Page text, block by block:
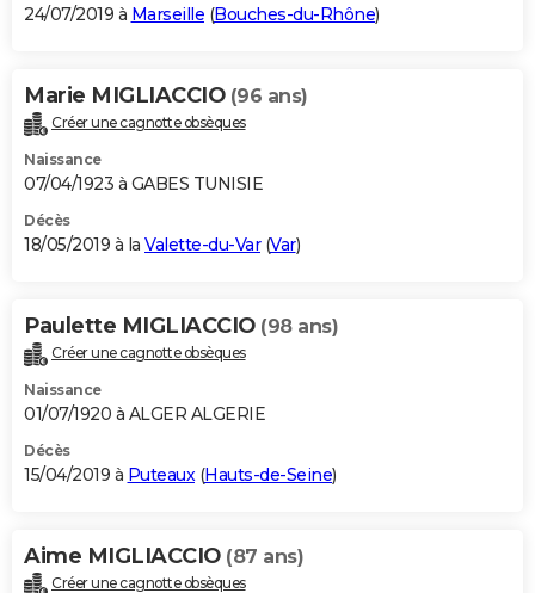
24/07/2019 à Marseille (Bouches-du-Rhône)
Marie MIGLIACCIO (96 ans)
Créer une cagnotte obsèques
Naissance
07/04/1923 à GABES TUNISIE
Décès
18/05/2019 à la Valette-du-Var(Var)
Paulette MIGLIACCIO (98 ans)
Créer une cagnotte obsèques
Naissance
01/07/1920 à ALGER ALGERIE
Décès
15/04/2019 à Puteaux(Hauts-de-Seine)
Aime MIGLIACCIO (87 ans)
Créer une cagnotte obsèques